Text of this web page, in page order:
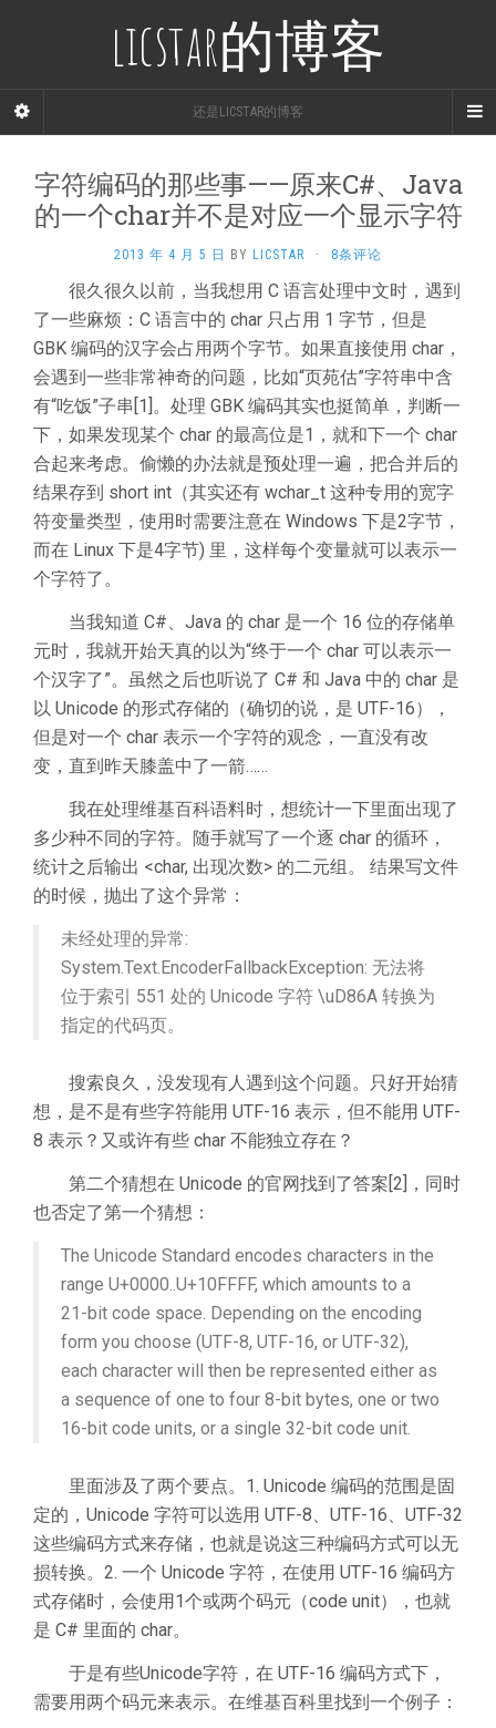
licstar的博客
还是LICSTAR的博客
字符编码的那些事——原来C#、Java
的一个char并不是对应一个显示字符
2013 年 4 月 5 日 BY LICSTAR · 8条评论
很久很久以前，当我想用 C 语言处理中文时，遇到
了一些麻烦：C 语言中的 char 只占用 1 字节，但是
GBK 编码的汉字会占用两个字节。如果直接使用 char，
会遇到一些非常神奇的问题，比如“页苑估”字符串中含
有“吃饭”子串[1]。处理 GBK 编码其实也挺简单，判断一
下，如果发现某个 char 的最高位是1，就和下一个 char
合起来考虑。偷懒的办法就是预处理一遍，把合并后的
结果存到 short int（其实还有 wchar_t 这种专用的宽字
符变量类型，使用时需要注意在 Windows 下是2字节，
而在 Linux 下是4字节) 里，这样每个变量就可以表示一
个字符了。
当我知道 C#、Java 的 char 是一个 16 位的存储单
元时，我就开始天真的以为“终于一个 char 可以表示一
个汉字了”。虽然之后也听说了 C# 和 Java 中的 char 是
以 Unicode 的形式存储的（确切的说，是 UTF-16），
但是对一个 char 表示一个字符的观念，一直没有改
变，直到昨天膝盖中了一箭……
我在处理维基百科语料时，想统计一下里面出现了
多少种不同的字符。随手就写了一个逐 char 的循环，
统计之后输出 <char, 出现次数> 的二元组。 结果写文件
的时候，抛出了这个异常：
未经处理的异常:
System.Text.EncoderFallbackException: 无法将
位于索引 551 处的 Unicode 字符 \uD86A 转换为
指定的代码页。
搜索良久，没发现有人遇到这个问题。只好开始猜
想，是不是有些字符能用 UTF-16 表示，但不能用 UTF-
8 表示？又或许有些 char 不能独立存在？
第二个猜想在 Unicode 的官网找到了答案[2]，同时
也否定了第一个猜想：
The Unicode Standard encodes characters in the
range U+0000..U+10FFFF, which amounts to a
21-bit code space. Depending on the encoding
form you choose (UTF-8, UTF-16, or UTF-32),
each character will then be represented either as
a sequence of one to four 8-bit bytes, one or two
16-bit code units, or a single 32-bit code unit.
里面涉及了两个要点。1. Unicode 编码的范围是固
定的，Unicode 字符可以选用 UTF-8、UTF-16、UTF-32
这些编码方式来存储，也就是说这三种编码方式可以无
损转换。2. 一个 Unicode 字符，在使用 UTF-16 编码方
式存储时，会使用1个或两个码元（code unit），也就
是 C# 里面的 char。
于是有些Unicode字符，在 UTF-16 编码方式下，
需要用两个码元来表示。在维基百科里找到一个例子：